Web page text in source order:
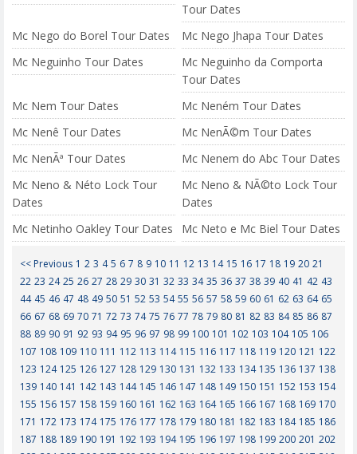
Tour Dates
Mc Nego do Borel Tour Dates
Mc Nego Jhapa Tour Dates
Mc Neguinho Tour Dates
Mc Neguinho da Comporta
Tour Dates
Mc Nem Tour Dates
Mc Neném Tour Dates
Mc Nenê Tour Dates
Mc NenÃ©m Tour Dates
Mc NenÃª Tour Dates
Mc Nenem do Abc Tour Dates
Mc Neno & Néto Lock Tour
Dates
Mc Neno & NÃ©to Lock Tour
Dates
Mc Netinho Oakley Tour Dates
Mc Neto e Mc Biel Tour Dates
<< Previous 1 2 3 4 5 6 7 8 9 10 11 12 13 14 15 16 17 18 19 20 21
22 23 24 25 26 27 28 29 30 31 32 33 34 35 36 37 38 39 40 41 42 43
44 45 46 47 48 49 50 51 52 53 54 55 56 57 58 59 60 61 62 63 64 65
66 67 68 69 70 71 72 73 74 75 76 77 78 79 80 81 82 83 84 85 86 87
88 89 90 91 92 93 94 95 96 97 98 99 100 101 102 103 104 105 106
107 108 109 110 111 112 113 114 115 116 117 118 119 120 121 122
123 124 125 126 127 128 129 130 131 132 133 134 135 136 137 138
139 140 141 142 143 144 145 146 147 148 149 150 151 152 153 154
155 156 157 158 159 160 161 162 163 164 165 166 167 168 169 170
171 172 173 174 175 176 177 178 179 180 181 182 183 184 185 186
187 188 189 190 191 192 193 194 195 196 197 198 199 200 201 202